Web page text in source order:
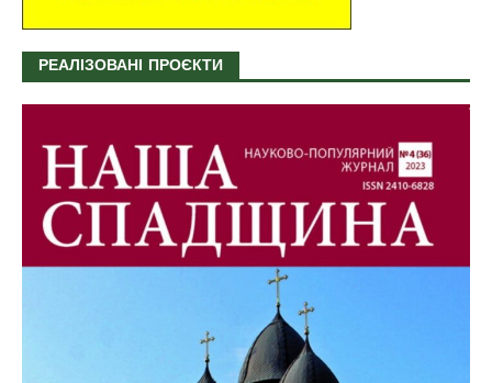
РЕАЛІЗОВАНІ ПРОЄКТИ